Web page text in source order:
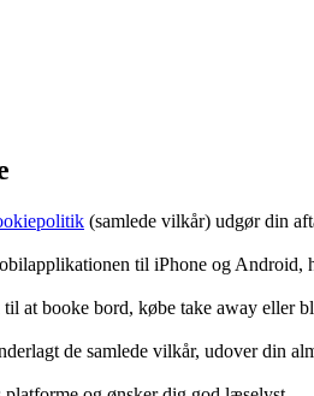
(samlede vilkår) udgør din
til iPhone og Android,
at booke bord, købe take away eller
de samlede vilkår, udover din